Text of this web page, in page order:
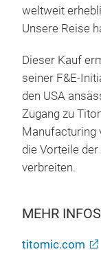
weltweit
Unsere Reise
Dieser Kauf
seiner F&E-
den USA
Zugang zu
Manufacturing
die Vorteile
verbreiten.
MEHR
titomic.com